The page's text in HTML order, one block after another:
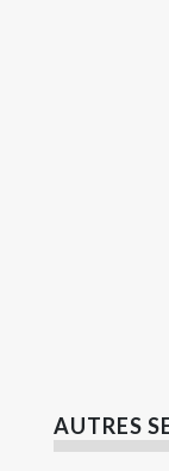
AUTRES